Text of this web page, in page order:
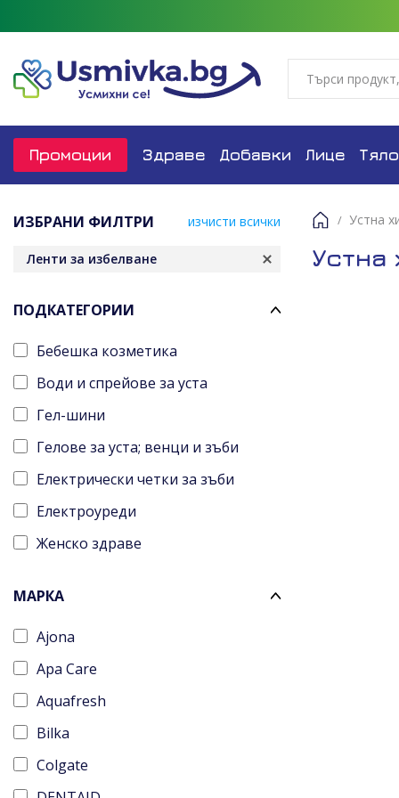
Промоции Здраве Добавки Лице Тяло
ИЗБРАНИ ФИЛТРИ изчисти всички
Ленти за избелване
ПОДКАТЕГОРИИ
Бебешка козметика
Води и спрейове за уста
Гел-шини
Гелове за уста; венци и зъби
Електрически четки за зъби
Електроуреди
Женско здраве
Конци за зъби
Ленти за избелване
Мъжко здраве
Орално здраве
Пасти за зъби
Проблеми в устната кухина
МАРКА
Ajona
Apa Care
Aquafresh
Bilka
Colgate
Устна
Устна